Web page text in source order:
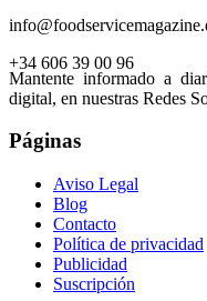
+34 606 39 00 96
Mantente informado a
digital, en nuestras Redes
Páginas
Aviso Legal
Blog
Contacto
Política de privacidad
Publicidad
Suscripción